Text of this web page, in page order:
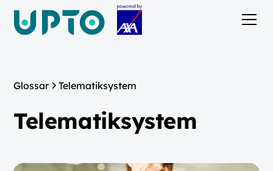
Glossar Telematiksystem
Telematiksystem